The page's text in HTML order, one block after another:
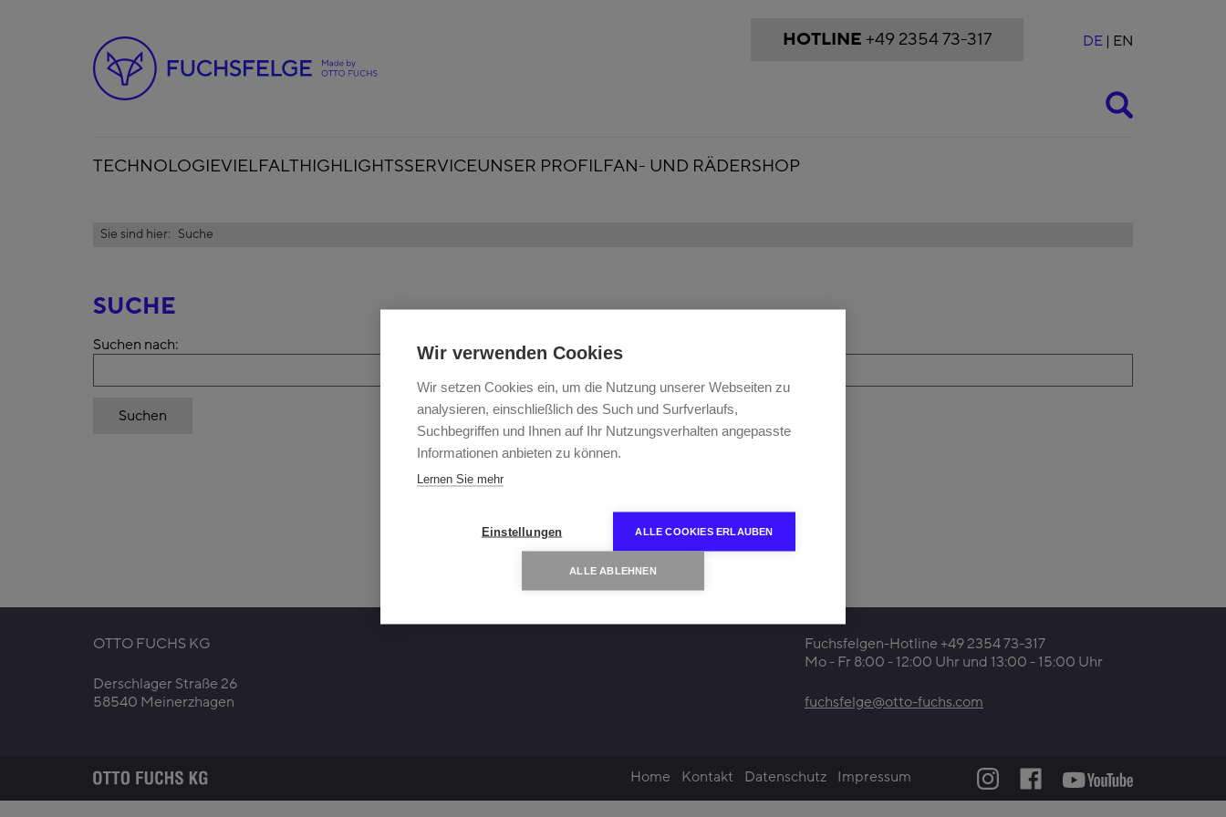
HOTLINE +49 2354 73-317 DE EN
TECHNOLOGIEVIELFALTHIGHLIGHTSSERVICEUNSER PROFILFAN- UND RÄDERSHOP
Sie sind hier: Suche
SUCHE
Suchen nach:
OTTO FUCHS KG
Derschlager Straße 26
58540 Meinerzhagen
Fuchsfelgen-Hotline +49 2354 73-317
Mo - Fr 8:00 - 12:00 Uhr und 13:00 - 15:00 Uhr
fuchsfelge@otto-fuchs.com
Home Kontakt Datenschutz Impressum
Wir verwenden Cookies
Wir setzen Cookies ein, um die Nutzung unserer Webseiten zu
analysieren, einschließlich des Such und Surfverlaufs,
Suchbegriffen und Ihnen auf Ihr Nutzungsverhalten angepasste
Informationen anbieten zu können.
Lernen Sie mehr
Einstellungen ALLE COOKIES ERLAUBEN
ALLE ABLEHNEN